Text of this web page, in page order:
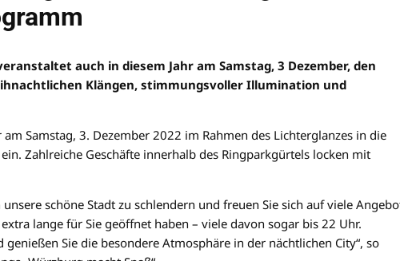
auch in diesem Jahr am Samstag, 3 Dezember, den
Klängen, stimmungsvoller Illumination und
Samstag, 3. Dezember 2022 im Rahmen des Lichterglanzes in die
Zahlreiche Geschäfte innerhalb des Ringparkgürtels locken mit
schöne Stadt zu schlendern und freuen Sie sich auf viele
lange für Sie geöffnet haben – viele davon sogar bis 22 Uhr.
genießen Sie die besondere Atmosphäre in der nächtlichen City“, so